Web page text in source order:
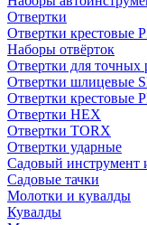
Отвертки
Отвертки крестовые
Наборы отвёрток
Отвертки для точных
Отвертки шлицевые
Отвертки крестовые
Отвертки HEX
Отвертки TORX
Отвертки ударные
Садовый инструмент
Садовые тачки
Молотки и кувалды
Кувалды